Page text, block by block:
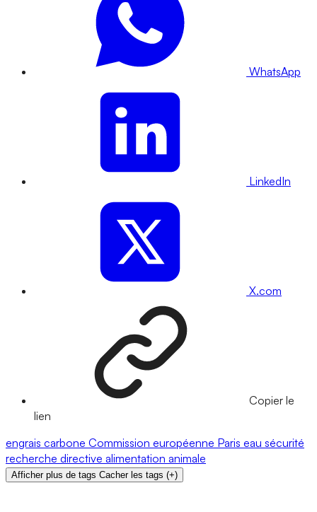
WhatsApp
LinkedIn
X.com
Copier le
lien
engrais carbone Commission européenne Paris eau sécurité
recherche directive alimentation animale
Afficher plus de tags Cacher les tags (+)